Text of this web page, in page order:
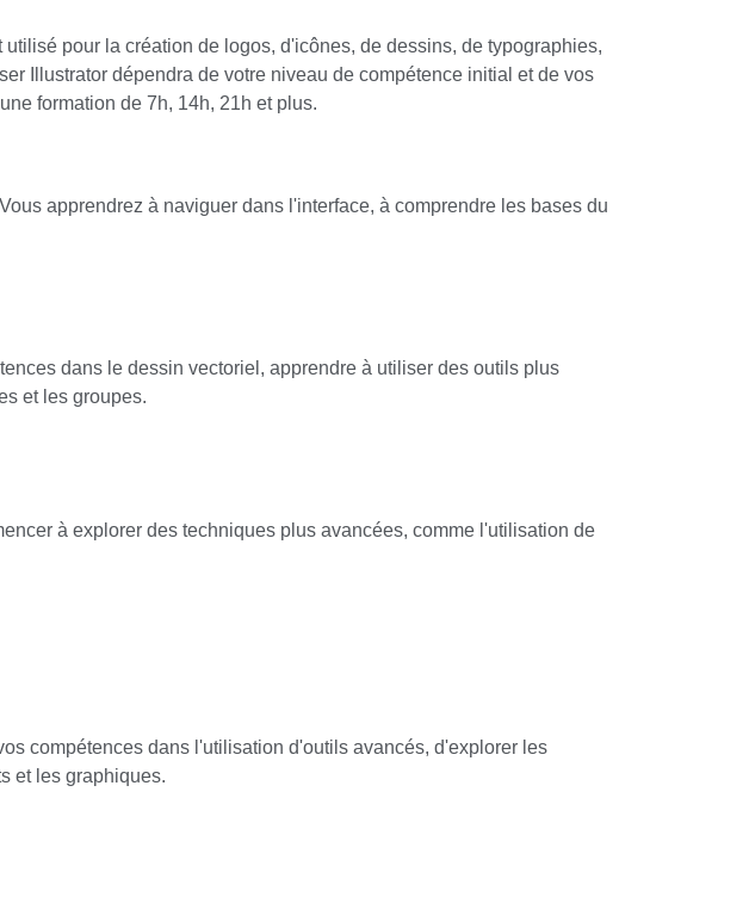
pour la création de logos, d'icônes, de dessins, de typographies,
Illustrator dépendra de votre niveau de compétence initial et de vos
formation de 7h, 14h, 21h et plus.
apprendrez à naviguer dans l'interface, à comprendre les bases du
dans le dessin vectoriel, apprendre à utiliser des outils plus
et les groupes.
à explorer des techniques plus avancées, comme l'utilisation de
compétences dans l'utilisation d'outils avancés, d'explorer les
et les graphiques.